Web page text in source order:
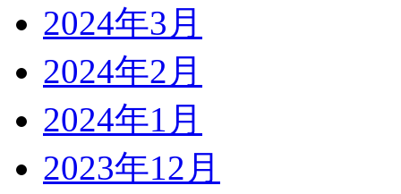
2024年3月
2024年2月
2024年1月
2023年12月